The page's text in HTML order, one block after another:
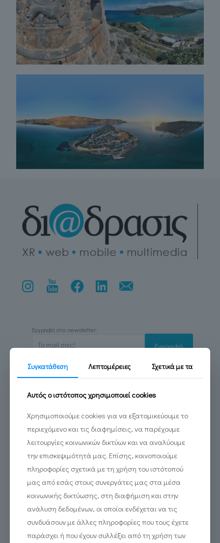
Εγγραφή στο newsletter:
210 5233244
info@diadrasis.gr
ISO CERTIFICATIONS
Συγκατάθεση Λεπτομέρειες Σχετικά με τα
Αυτός ο ιστότοπος χρησιμοποιεί cookies
Χρησιμοποιούμε cookies για να εξατομικεύουμε το
περιεχόμενο και τις διαφημίσεις, να παρέχουμε
λειτουργίες κοινωνικών δικτύων και να αναλύουμε
την επισκεψιμότητά μας. Επίσης, κοινοποιούμε
πληροφορίες σχετικά με τη χρήση του ιστότοπού
μας από εσάς στους συνεργάτες μας στα μέσα
κοινωνικής δικτύωσης, στη διαφήμιση και στην
ανάλυση δεδομένων, οι οποίοι ενδέχεται να τις
συνδυάσουν με άλλες πληροφορίες που τους έχετε
παράσχει ή που έχουν συλλέξει από τη χρήση των